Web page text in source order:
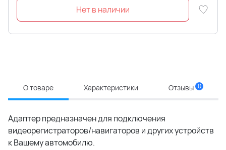
О товаре Характеристики Отзывы 0
Адаптер предназначен для подключения
видеорегистраторов/навигаторов и других устройств
к Вашему автомобилю.